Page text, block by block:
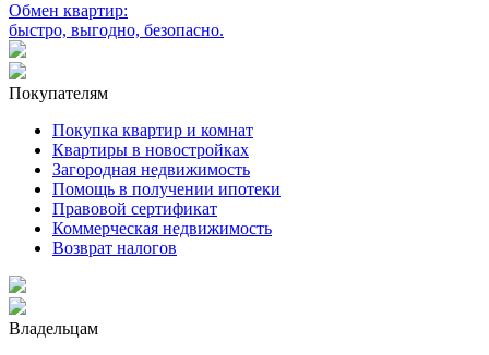
Обмен квартир:
быстро, выгодно, безопасно.
Покупателям
Покупка квартир и комнат
Квартиры в новостройках
Загородная недвижимость
Помощь в получении ипотеки
Правовой сертификат
Коммерческая недвижимость
Возврат налогов
Владельцам